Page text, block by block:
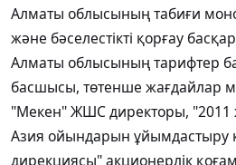
Алматы облысының табиғи
және бәселестікті қорғау
Алматы облысының тарифтер
басшысы, төтенше жағдайлар
"Мекен" ЖШС директоры,
Азия ойындарын ұйымдастыру
дирекциясы" акционерлік